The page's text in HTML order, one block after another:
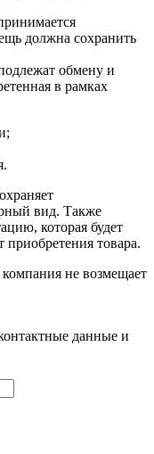
должна сохранить
обмену и
в рамках
вид. Также
которая будет
товара.
не возмещает
данные и